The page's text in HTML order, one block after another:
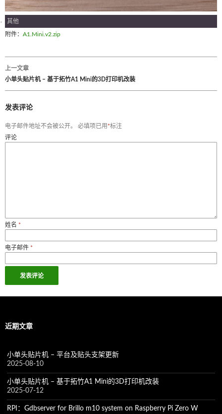
其他
附件： A1.Mini.v2.zip
文
章
航
上一文章
小单头贴片机 – 基于拓竹A1 Mini的3D打印机改装
发表评论
电子邮件地址不会被公开。 必填项已用 *标注
评论
姓名 *
电子邮件 *
近期文章
小单头贴片机 – 平台及贴头支架更新
2025-08-10
小单头贴片机 – 基于拓竹A1 Mini的3D打印机改装
2025-07-12
RPI：Gdbserver for Brillo m10 system on Raspberry Pi Zero W